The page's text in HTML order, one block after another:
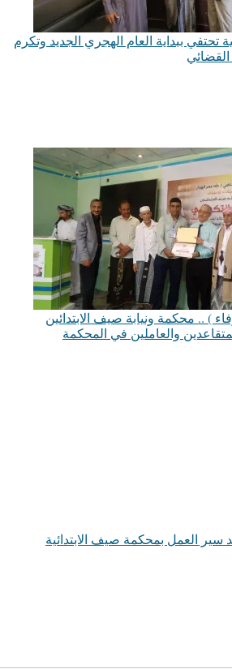
تحتفي ببداية العام الهجري الجديد وتكرم
) .. محكمة ونيابة صيف الابتدائين
والعاملين في المحكمة
سير العمل بمحكمة صيف الابتدائية